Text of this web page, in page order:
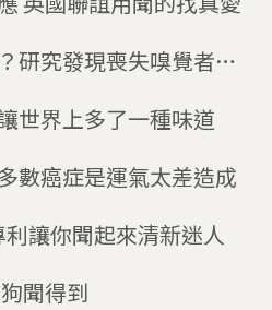
研究發現喪失嗅覺者5
世界上多了一種味道
數癌症是運氣太差造成
讓你聞起來清新迷人
聞得到